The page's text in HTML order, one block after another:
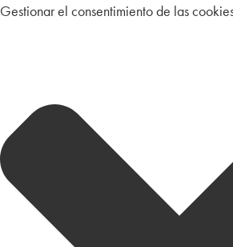
Gestionar el consentimiento de las